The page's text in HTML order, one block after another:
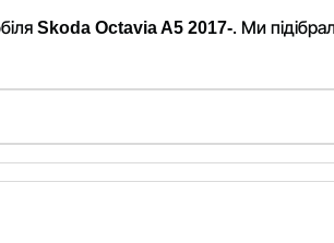
Skoda Octavia A5 2017-. Ми